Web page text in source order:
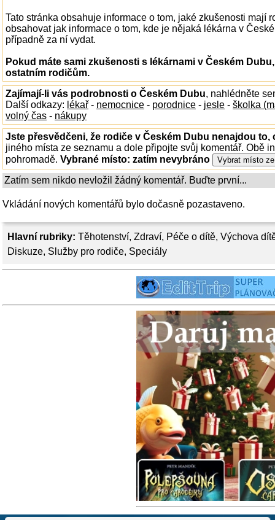
Hlavní rubriky: Těhotenství, Zdraví, Péče o dítě, Výchova
Diskuze, Služby pro rodiče, Speciály
Tato stránka obsahuje informace o tom, jaké zkušenosti mají
obsahovat jak informace o tom, kde je nějaká lékárna v
případně za ní vydat.
Pokud máte sami zkušenosti s lékárnami v Českém
ostatním rodičům.
Zajímají-li vás podrobnosti o Českém Dubu, nahlédněte
Další odkazy: lékař - nemocnice - porodnice - jesle - školka
volný čas - nákupy
Jste přesvědčeni, že rodiče v Českém Dubu nenajdou to,
jiného místa ze seznamu a dole připojte svůj komentář. Obě
pohromadě. Vybrané místo: zatím nevybráno
Zatím sem nikdo nevložil žádný komentář. Buďte první...
Vkládání nových komentářů bylo dočasně pozastaveno.